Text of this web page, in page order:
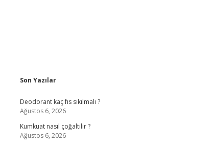
Sidebar
Son Yazılar
Deodorant kaç fıs sıkılmalı ?
Ağustos 6, 2026
Kumkuat nasıl çoğaltılır ?
Ağustos 6, 2026